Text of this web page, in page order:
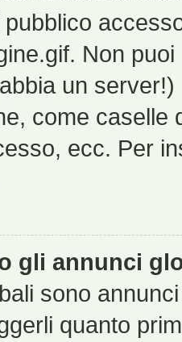
Non
un
come caselle
ecc. Per
gli annunci
sono
quanto